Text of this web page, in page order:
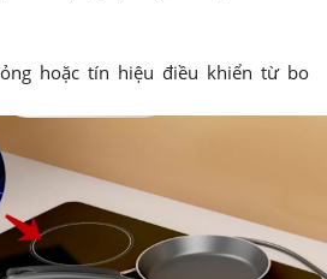
hoặc tín hiệu điều khiển từ bo